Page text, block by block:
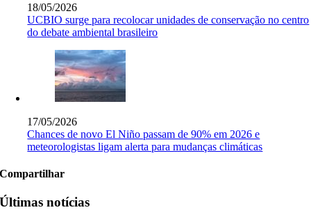
18/05/2026
UCBIO surge para recolocar unidades de conservação no centro
do debate ambiental brasileiro
17/05/2026
Chances de novo El Niño passam de 90% em 2026 e
meteorologistas ligam alerta para mudanças climáticas
Compartilhar
Últimas notícias